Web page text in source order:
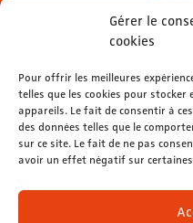
Gérer le
cookies
Pour offrir les meilleures
telles que les cookies pour
appareils. Le fait de consentir à
des données telles que le
sur ce site. Le fait de ne pas
avoir un effet négatif sur
Mardi &
Jeudi
04